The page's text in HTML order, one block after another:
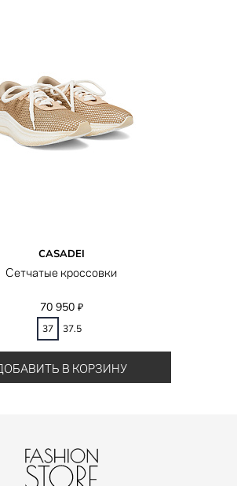
CASADEI
Сетчатые кроссовки
70 950 ₽
37 37.5
В КОРЗИНУ